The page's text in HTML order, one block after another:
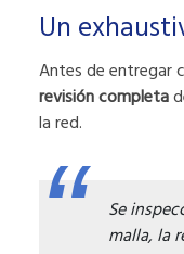
Un
Antes de entregar
revisión completa
la red.
Se
malla, la